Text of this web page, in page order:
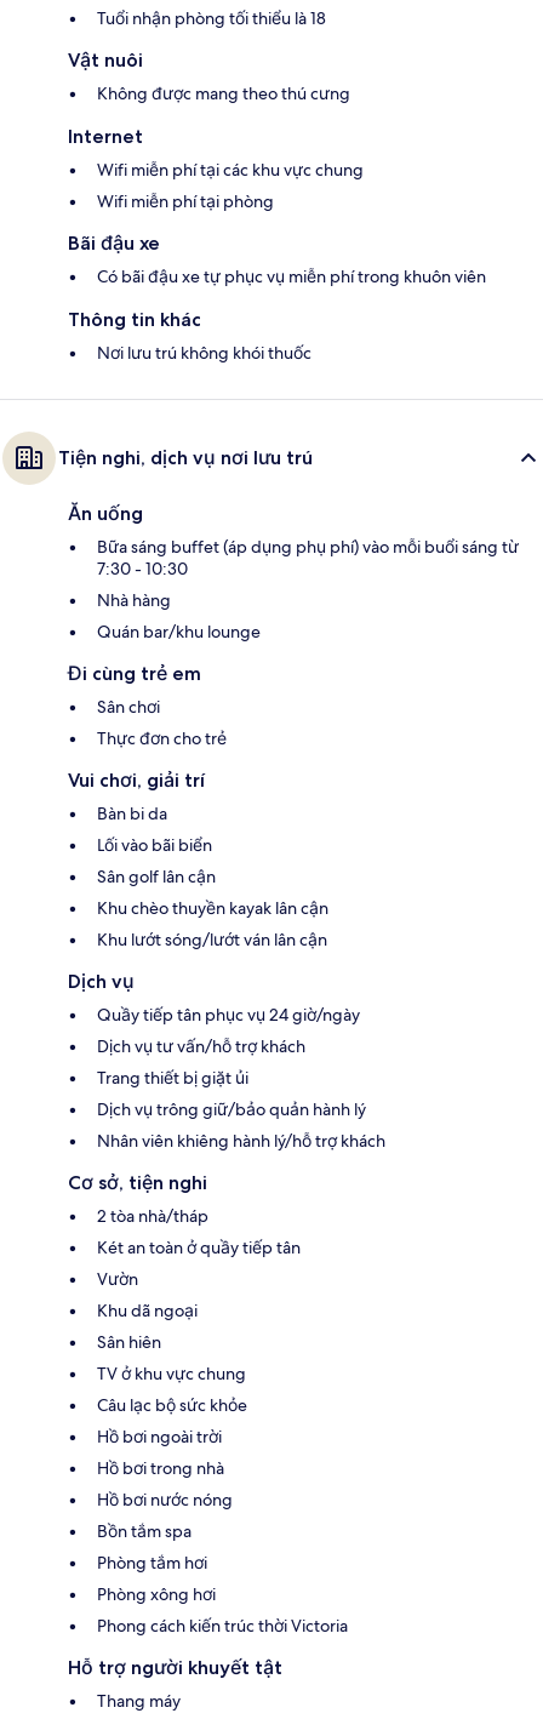
Tuổi nhận phòng tối thiểu là 18
Vật nuôi
Không được mang theo thú cưng
Internet
Wifi miễn phí tại các khu vực chung
Wifi miễn phí tại phòng
Bãi đậu xe
Có bãi đậu xe tự phục vụ miễn phí trong khuôn viên
Thông tin khác
Nơi lưu trú không khói thuốc
Tiện nghi, dịch vụ nơi lưu trú
Ăn uống
Bữa sáng buffet (áp dụng phụ phí) vào mỗi buổi sáng từ
7:30 - 10:30
Nhà hàng
Quán bar/khu lounge
Đi cùng trẻ em
Sân chơi
Thực đơn cho trẻ
Vui chơi, giải trí
Bàn bi da
Lối vào bãi biển
Sân golf lân cận
Khu chèo thuyền kayak lân cận
Khu lướt sóng/lướt ván lân cận
Dịch vụ
Quầy tiếp tân phục vụ 24 giờ/ngày
Dịch vụ tư vấn/hỗ trợ khách
Trang thiết bị giặt ủi
Dịch vụ trông giữ/bảo quản hành lý
Nhân viên khiêng hành lý/hỗ trợ khách
Cơ sở, tiện nghi
2 tòa nhà/tháp
Két an toàn ở quầy tiếp tân
Vườn
Khu dã ngoại
Sân hiên
TV ở khu vực chung
Câu lạc bộ sức khỏe
Hồ bơi ngoài trời
Hồ bơi trong nhà
Hồ bơi nước nóng
Bồn tắm spa
Phòng tắm hơi
Phòng xông hơi
Phong cách kiến trúc thời Victoria
Hỗ trợ người khuyết tật
Thang máy